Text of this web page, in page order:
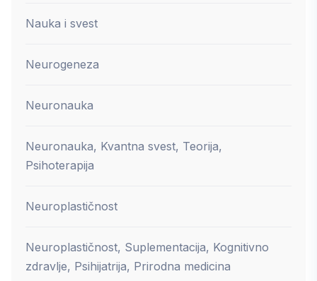
Nauka i svest
Neurogeneza
Neuronauka
Neuronauka, Kvantna svest, Teorija,
Psihoterapija
Neuroplastičnost
Neuroplastičnost, Suplementacija, Kognitivno
zdravlje, Psihijatrija, Prirodna medicina